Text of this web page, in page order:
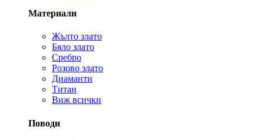
Материали
Жълто злато
Бяло злато
Сребро
Розово злато
Диаманти
Титан
Виж всички
Поводи